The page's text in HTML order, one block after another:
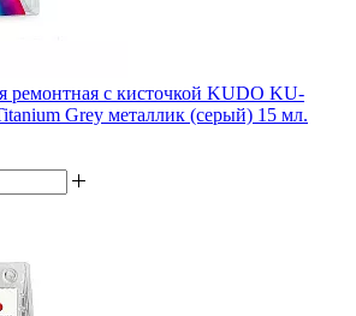
ремонтная с кисточкой KUDO KU-
Grey металлик (серый) 15 мл.